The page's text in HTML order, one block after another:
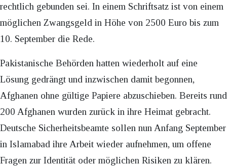
rechtlich gebunden sei. In einem Schriftsatz ist von einem
möglichen Zwangsgeld in Höhe von 2500 Euro bis zum
10. September die Rede.
Pakistanische Behörden hatten wiederholt auf eine
Lösung gedrängt und inzwischen damit begonnen,
Afghanen ohne gültige Papiere abzuschieben. Bereits rund
200 Afghanen wurden zurück in ihre Heimat gebracht.
Deutsche Sicherheitsbeamte sollen nun Anfang September
in Islamabad ihre Arbeit wieder aufnehmen, um offene
Fragen zur Identität oder möglichen Risiken zu klären.